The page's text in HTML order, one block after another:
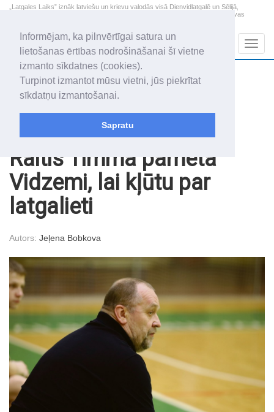
Informējam, ka pilnvērtīgai satura un
lietošanas ērtības nodrošināšanai šī vietne
izmanto sīkdatnes (cookies).
Turpinot izmantot mūsu vietni, jūs piekrītat
sīkdatņu izmantošanai.
Sapratu
„Latgales Laiks” iznāk latviešu un krievu valodās visā Dienvidlatgalē un Sēlijā,
„Latgales Laiks” latviešu valodā aptver Daugavpils valstspilsētu, Augšdaugavas
2026. gada 9. augusts
Svētdiena
Genovefa, Genoveva, Madara
+18.9
Raitis Timma pameta
Vidzemi, lai kļūtu par
latgalieti
Autors: Jeļena Bobkova